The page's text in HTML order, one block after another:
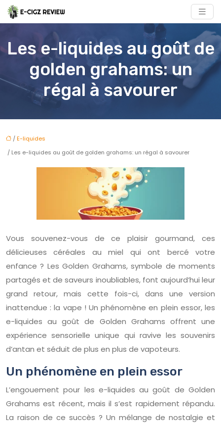
Les e-liquides au goût de
golden grahams: un
régal à savourer
/E-liquides
/ Les e-liquides au goût de golden grahams: un régal à savourer
Vous souvenez-vous de ce plaisir gourmand, ces
délicieuses céréales au miel qui ont bercé votre
enfance ? Les Golden Grahams, symbole de moments
partagés et de saveurs inoubliables, font aujourd’hui leur
grand retour, mais cette fois-ci, dans une version
inattendue : la vape ! Un phénomène en plein essor, les
e-liquides au goût de Golden Grahams offrent une
expérience sensorielle unique qui ravive les souvenirs
d’antan et séduit de plus en plus de vapoteurs.
Un phénomène en plein essor
L’engouement pour les e-liquides au goût de Golden
Grahams est récent, mais il s’est rapidement répandu.
La raison de ce succès ? Un mélange de nostalgie et